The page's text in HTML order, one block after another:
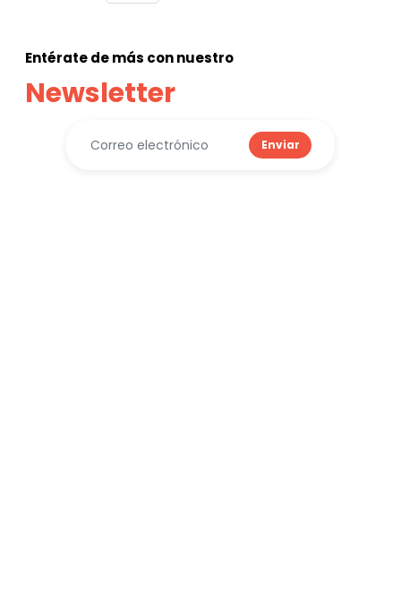
Entérate de más con nuestro
Newsletter
Enviar